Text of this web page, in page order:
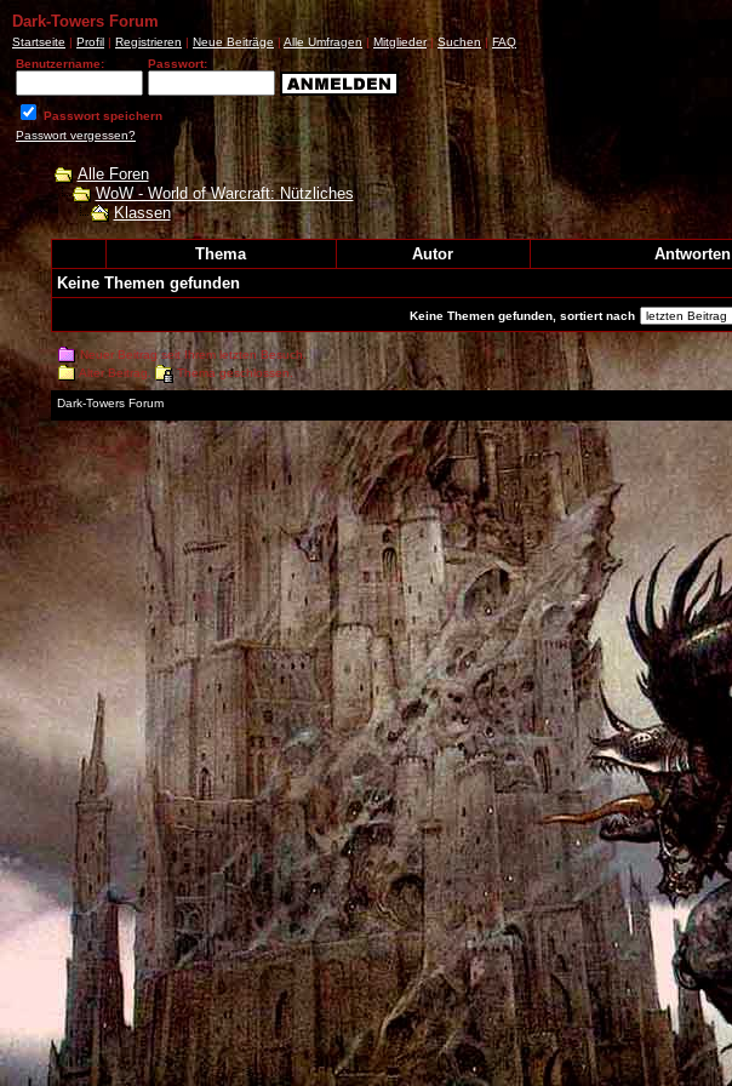
Dark-Towers Forum
Startseite | Profil | Registrieren | Neue Beiträge |Alle Umfragen | Mitglieder|Suchen| FAQ
Benutzername:
Passwort:
Passwort speichern
Passwort vergessen?
Alle Foren
WoW - World of Warcraft: Nützliches
Klassen
Thema Autor Antworten
Keine Themen gefunden
Keine Themen gefunden, sortiert nach
Neuer Beitrag seit Ihrem letzten Besuch.
Alter Beitrag.
Thema geschlossen.
Dark-Towers Forum